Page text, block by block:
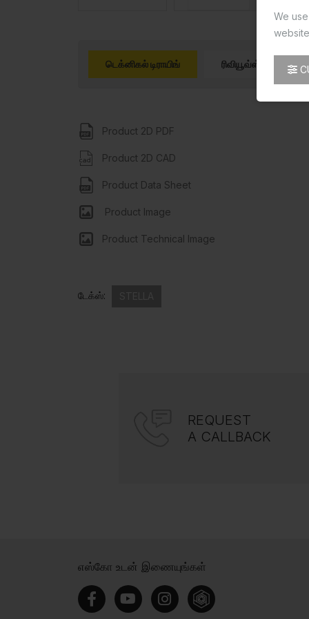
We
டெக்னிகல் டிராயிங் ரிவியூவ்ஸ் (0)
Product 2D PDF
Product 2D CAD
Product Data Sheet
Product Image
Product Technical Image
டேக்ஸ்:
REQUEST
A CALLBACK
எஸ்கோ உடன் இணையுங்கள்